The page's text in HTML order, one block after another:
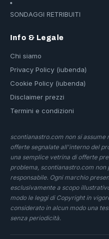
SONDAGGI RETRIBUITI
Info & Legale
Chi siamo
Privacy Policy (iubenda)
Cookie Policy (iubenda)
Disclaimer prezzi
Termini e condizioni
scontianastro.com non si assume
offerte segnalate all'interno del
una semplice vetrina di offerte
problema, scontianastro.com
responsabile. Ogni marchio
esclusivamente a scopo
modo le leggi di Copyright in
considerato in alcun modo una
senza periodicità.